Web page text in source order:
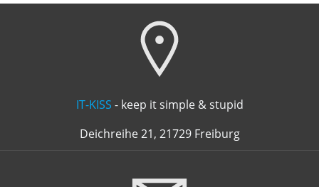
IT-KISS - keep it simple & stupid
Deichreihe 21, 21729 Freiburg